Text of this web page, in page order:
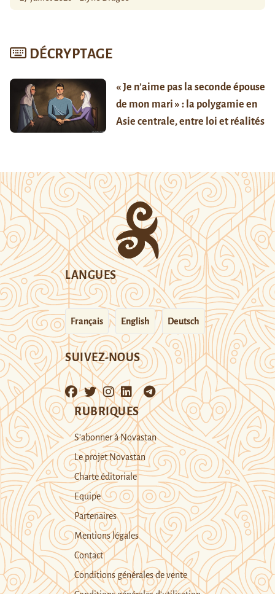
DÉCRYPTAGE
« Je n’aime pas la seconde épouse
de mon mari » : la polygamie en
Asie centrale, entre loi et réalités
LANGUES
Français English Deutsch
SUIVEZ-NOUS
RUBRIQUES
S’abonner à Novastan
Le projet Novastan
Charte éditoriale
Equipe
Partenaires
Mentions légales
Contact
Conditions générales de vente